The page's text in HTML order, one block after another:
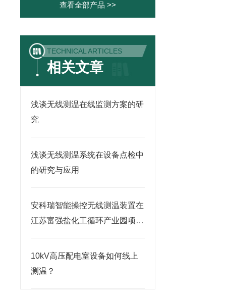
查看全部产品 >>
TECHNICAL ARTICLES
相关文章
浅谈无线测温在线监测方案的研
究
浅谈无线测温系统在设备点检中
的研究与应用
安科瑞智能操控无线测温装置在
江苏富强盐化工循环产业园项目
10kV高压配电室设备如何线上
测温？